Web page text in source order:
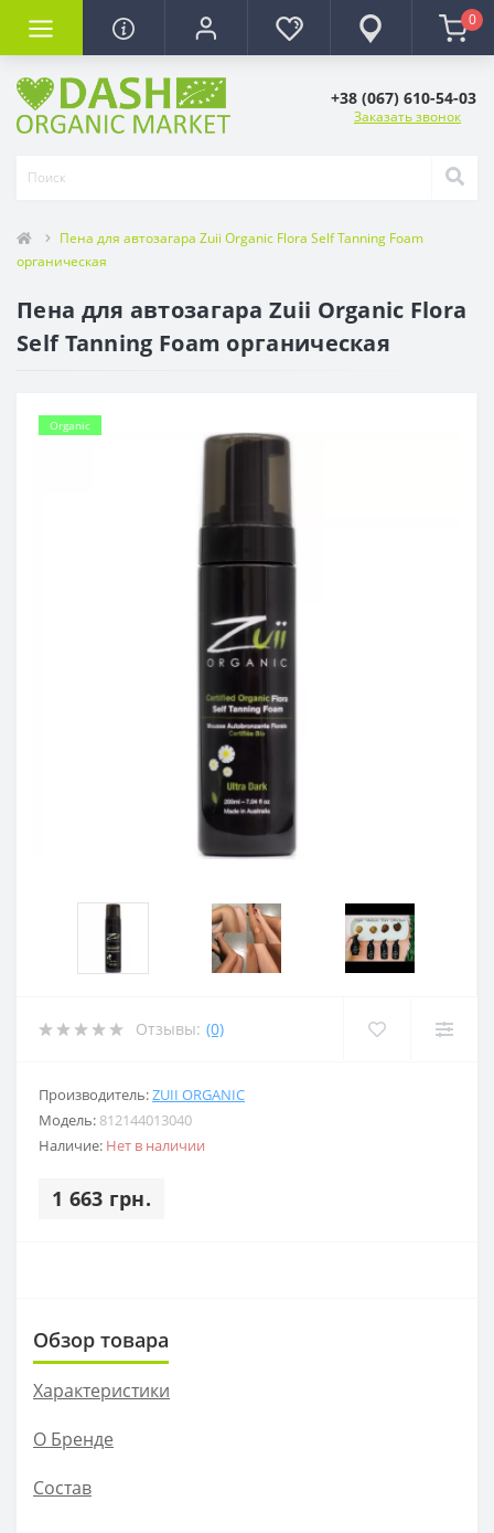
0
+38 (067) 610-54-03
Заказать звонок
Пена для автозагара Zuii Organic Flora Self Tanning Foam
органическая
Пена для автозагара Zuii Organic Flora
Self Tanning Foam органическая
Organic
Отзывы: (0)
Производитель:ZUII ORGANIC
Модель: 812144013040
Наличие: Нет в наличии
1 663 грн.
Обзор товара
Характеристики
О Бренде
Состав